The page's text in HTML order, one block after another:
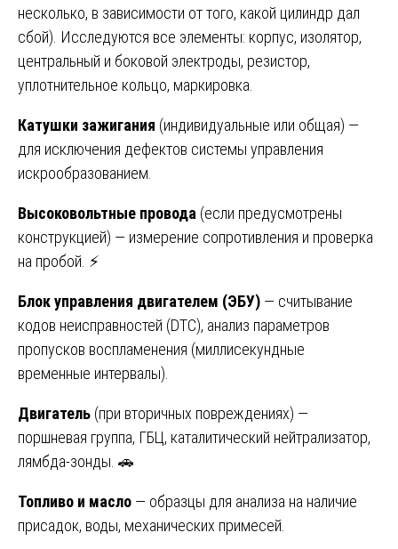
несколько, в зависимости от того, какой цилиндр дал
сбой). Исследуются все элементы: корпус, изолятор,
центральный и боковой электроды, резистор,
уплотнительное кольцо, маркировка.
Катушки зажигания (индивидуальные или общая) —
для исключения дефектов системы управления
искрообразованием.
Высоковольтные провода (если предусмотрены
конструкцией) — измерение сопротивления и проверка
на пробой. ⚡
Блок управления двигателем (ЭБУ) — считывание
кодов неисправностей (DTC), анализ параметров
пропусков воспламенения (миллисекундные
временные интервалы).
Двигатель (при вторичных повреждениях) —
поршневая группа, ГБЦ, каталитический нейтрализатор,
лямбда-зонды. 🚗
Топливо и масло — образцы для анализа на наличие
присадок, воды, механических примесей.